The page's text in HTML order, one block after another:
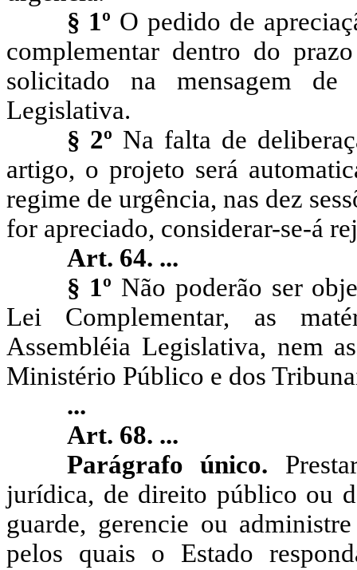
§ 1º O pedido de
complementar dentro do
solicitado na mensagem de
Legislativa.
§ 2º Na falta de
artigo, o projeto será
regime de urgência, nas dez
for apreciado, considerar-se-á
Art. 64. ...
§ 1º Não poderão ser
Lei Complementar, as
Assembléia Legislativa, nem
Ministério Público e dos
...
Art. 68. ...
Parágrafo único.
jurídica, de direito público ou
guarde, gerencie ou
pelos quais o Estado